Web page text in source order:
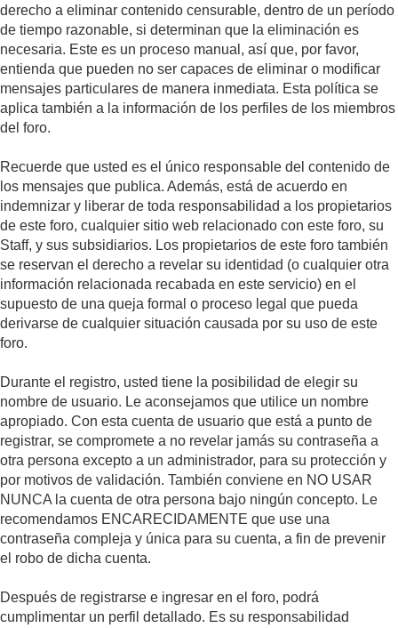
derecho a eliminar contenido censurable, dentro de un período
de tiempo razonable, si determinan que la eliminación es
necesaria. Este es un proceso manual, así que, por favor,
entienda que pueden no ser capaces de eliminar o modificar
mensajes particulares de manera inmediata. Esta política se
aplica también a la información de los perfiles de los miembros
del foro.
Recuerde que usted es el único responsable del contenido de
los mensajes que publica. Además, está de acuerdo en
indemnizar y liberar de toda responsabilidad a los propietarios
de este foro, cualquier sitio web relacionado con este foro, su
Staff, y sus subsidiarios. Los propietarios de este foro también
se reservan el derecho a revelar su identidad (o cualquier otra
información relacionada recabada en este servicio) en el
supuesto de una queja formal o proceso legal que pueda
derivarse de cualquier situación causada por su uso de este
foro.
Durante el registro, usted tiene la posibilidad de elegir su
nombre de usuario. Le aconsejamos que utilice un nombre
apropiado. Con esta cuenta de usuario que está a punto de
registrar, se compromete a no revelar jamás su contraseña a
otra persona excepto a un administrador, para su protección y
por motivos de validación. También conviene en NO USAR
NUNCA la cuenta de otra persona bajo ningún concepto. Le
recomendamos ENCARECIDAMENTE que use una
contraseña compleja y única para su cuenta, a fin de prevenir
el robo de dicha cuenta.
Después de registrarse e ingresar en el foro, podrá
cumplimentar un perfil detallado. Es su responsabilidad